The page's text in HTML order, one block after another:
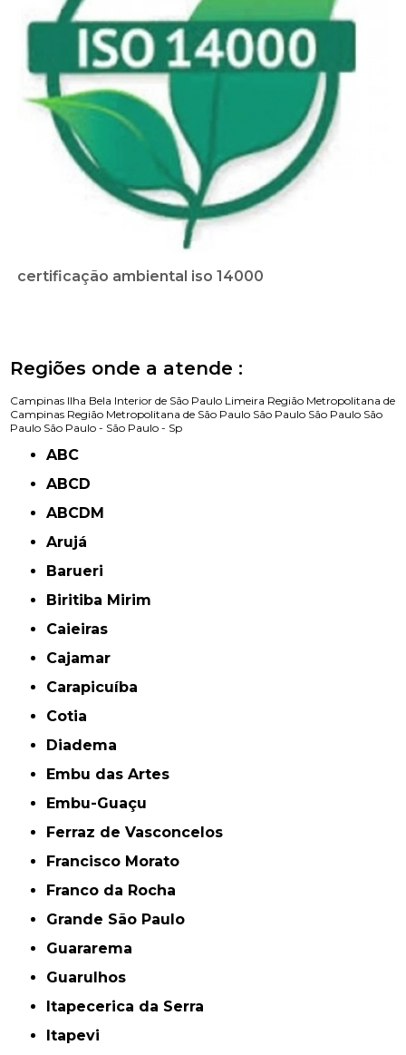
certificação ambiental iso 14000
Regiões onde a atende :
Campinas Ilha Bela Interior de São Paulo Limeira Região Metropolitana de
Campinas Região Metropolitana de São Paulo São Paulo São Paulo São
Paulo São Paulo - São Paulo - Sp
ABC
ABCD
ABCDM
Arujá
Barueri
Biritiba Mirim
Caieiras
Cajamar
Carapicuíba
Cotia
Diadema
Embu das Artes
Embu-Guaçu
Ferraz de Vasconcelos
Francisco Morato
Franco da Rocha
Grande São Paulo
Guararema
Guarulhos
Itapecerica da Serra
Itapevi